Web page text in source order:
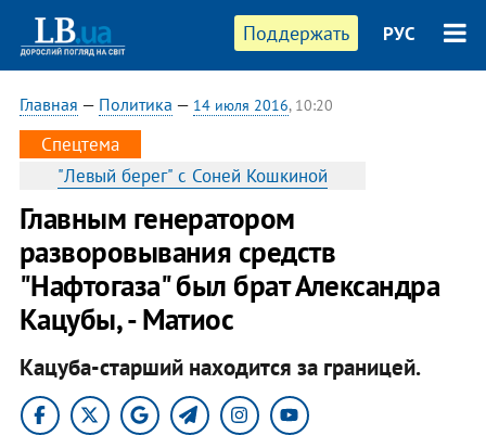
Поддержать РУС
Главная — Политика — 14 июля 2016, 10:20
Спецтема
"Левый берег" с Соней Кошкиной
Главным генератором
разворовывания средств
"Нафтогаза" был брат Александра
Кацубы, - Матиос
Кацуба-старший находится за границей.